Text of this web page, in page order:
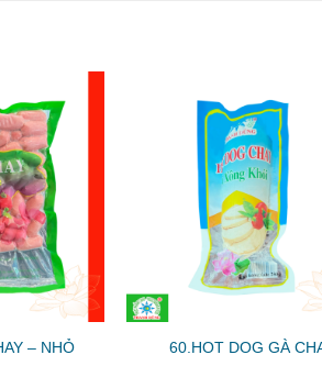
– NHỎ 60.HOT DOG GÀ